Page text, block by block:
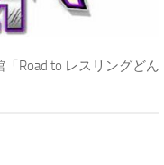
Road to レスリングどん